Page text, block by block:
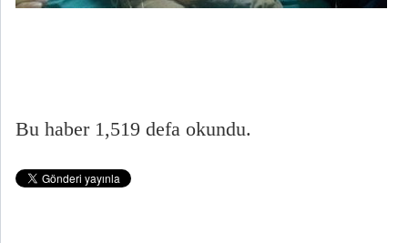
Bu haber 1,519 defa okundu.